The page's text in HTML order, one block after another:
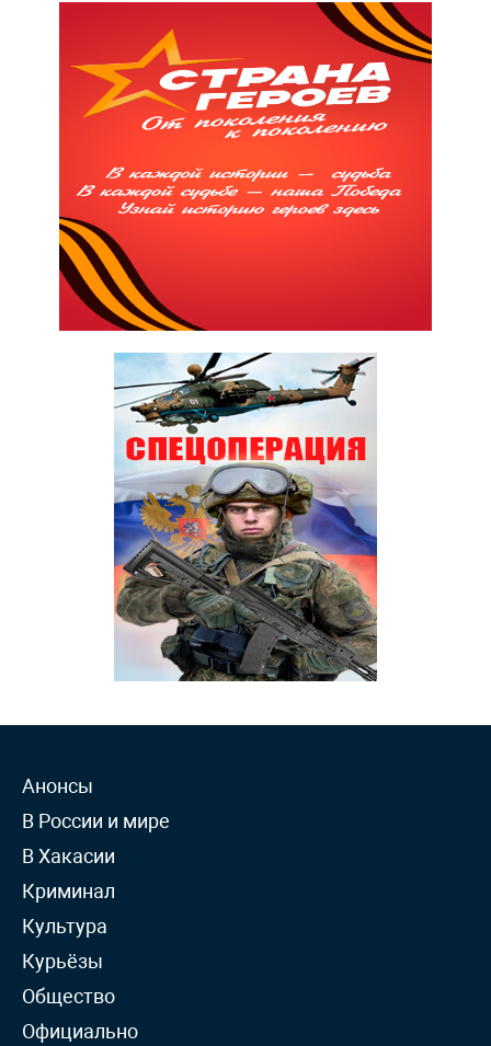
Анонсы
В России и мире
В Хакасии
Криминал
Культура
Курьёзы
Общество
Официально